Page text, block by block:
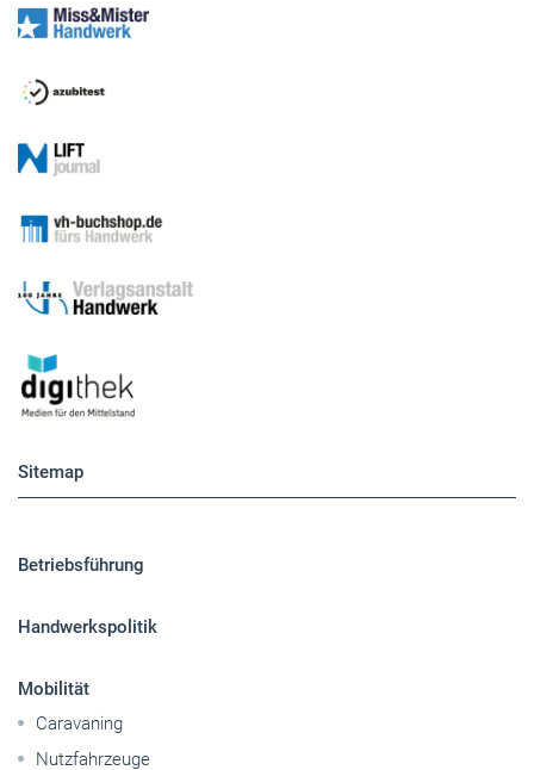
Sitemap
Betriebsführung
Handwerkspolitik
Mobilität
Caravaning
Nutzfahrzeuge